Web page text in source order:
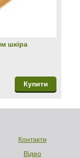
шкіра
Купити
Контакти
Відео